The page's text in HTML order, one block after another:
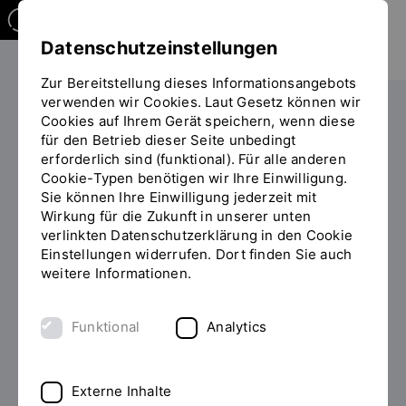
Sie
befinden
sich
auf
der
Seite
"Messtechnik"
TC Kelheim Messtechnik
Messtechnik
Massenspektrometer
Die Abgasmessanalgen dienen zur Bestimmung
Datenschutzeinstellungen
Zur Bereitstellung dieses Informationsangebots
verwenden wir Cookies. Laut Gesetz können wir
Cookies auf Ihrem Gerät speichern, wenn diese
für den Betrieb dieser Seite unbedingt
erforderlich sind (funktional). Für alle anderen
Cookie-Typen benötigen wir Ihre Einwilligung.
Sie können Ihre Einwilligung jederzeit mit
Wirkung für die Zukunft in unserer unten
verlinkten Datenschutzerklärung in den Cookie
Einstellungen widerrufen. Dort finden Sie auch
weitere Informationen.
Funktional Analytics
Externe Inhalte